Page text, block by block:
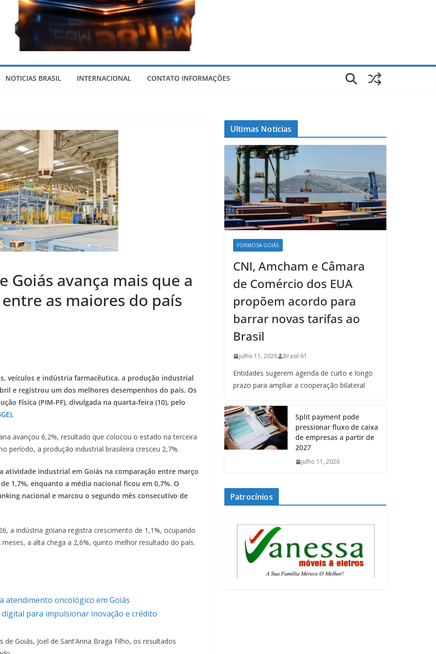
s
a
-
G
o
i
á
s
/
P
a
a
a
–
G
o
á
NOTICIAS BRASIL INTERNACIONAL CONTATO INFORMAÇÕES
Goiás avança mais que a
as maiores do país
veículos e indústria farmacêutica, a produção industrial
e registrou um dos melhores desempenhos do país. Os
Física (PIM-PF), divulgada na quarta-feira (10), pelo
.
avançou 6,2%, resultado que colocou o estado na terceira
período, a produção industrial brasileira cresceu 2,7%.
industrial em Goiás na comparação entre março
1,7%, enquanto a média nacional ficou em 0,7%. O
nacional e marcou o segundo mês consecutivo de
a indústria goiana registra crescimento de 1,1%, ocupando
a alta chega a 2,6%, quinto melhor resultado do país.
atendimento oncológico em Goiás
para impulsionar inovação e crédito
Goiás, Joel de Sant’Anna Braga Filho, os resultados
Ultimas Noticias
FORMOSA GOIÁS
CNI, Amcham e Câmara
de Comércio dos EUA
propõem acordo para
barrar novas tarifas ao
Brasil
julho 11, 2026 Brasil 61
Entidades sugerem agenda de curto e longo
prazo para ampliar a cooperação bilateral
Split payment pode
pressionar fluxo de caixa
de empresas a partir de
2027
julho 11, 2026
Patrocínios